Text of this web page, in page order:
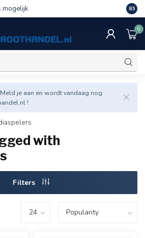
mogelijk Veel
8.5
0
je aan en wordt vandaag nog
!
with
Filters